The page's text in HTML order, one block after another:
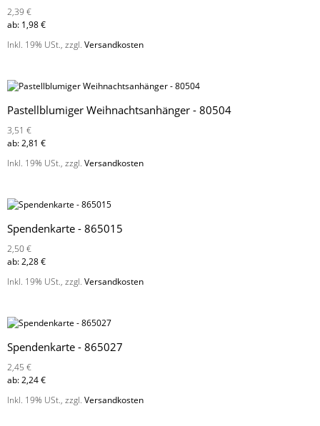
2,39 €
ab: 1,98 €
Inkl. 19% USt., zzgl. Versandkosten
Pastellblumiger Weihnachtsanhänger - 80504
3,51 €
ab:2,81 €
Inkl. 19% USt., zzgl. Versandkosten
Spendenkarte - 865015
2,50 €
ab:2,28 €
Inkl. 19% USt., zzgl. Versandkosten
Spendenkarte - 865027
2,45 €
ab:2,24 €
Inkl. 19% USt., zzgl. Versandkosten